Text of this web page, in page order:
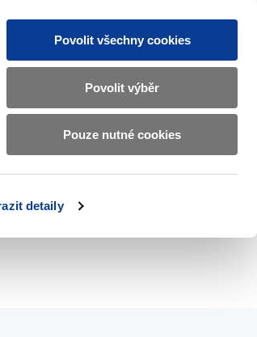
detaily
Povolit všechny cookies
Povolit výběr
Pouze nutné cookies
CZ EN
Základní
informace
o
Ministerstvu
financísubmenu